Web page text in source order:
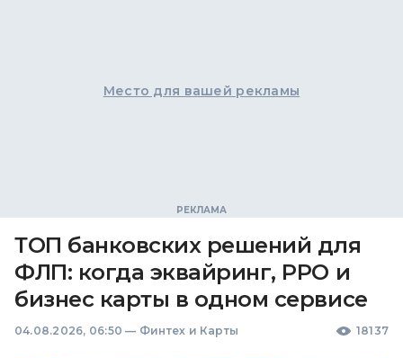
Место для вашей рекламы
ТОП банковских решений для
ФЛП: когда эквайринг, РРО и
бизнес карты в одном сервисе
04.08.2026, 06:50 — Финтех и Карты 18137